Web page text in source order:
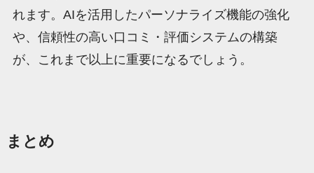
れます。AIを活用したパーソナライズ機能の強化
や、信頼性の高い口コミ・評価システムの構築
が、これまで以上に重要になるでしょう。
まとめ